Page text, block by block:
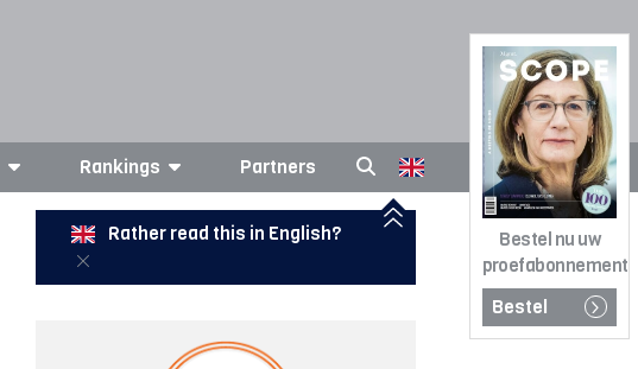
Bestel nu uw
proefabonnement
Bestel
Rankings Partners
Rather read this in English?